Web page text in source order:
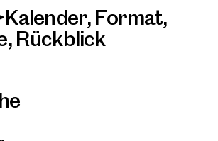
Kalender, Format,
, Rückblick